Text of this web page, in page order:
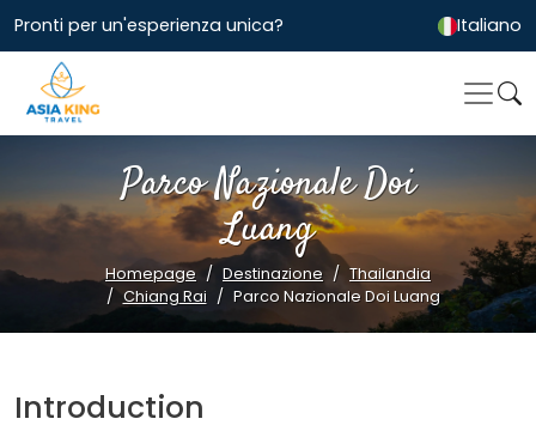
Pronti per un'esperienza unica? Italiano
Parco Nazionale Doi
Luang
Homepage Destinazione
Thailandia
Chiang Rai
Parco Nazionale Doi Luang
Introduction